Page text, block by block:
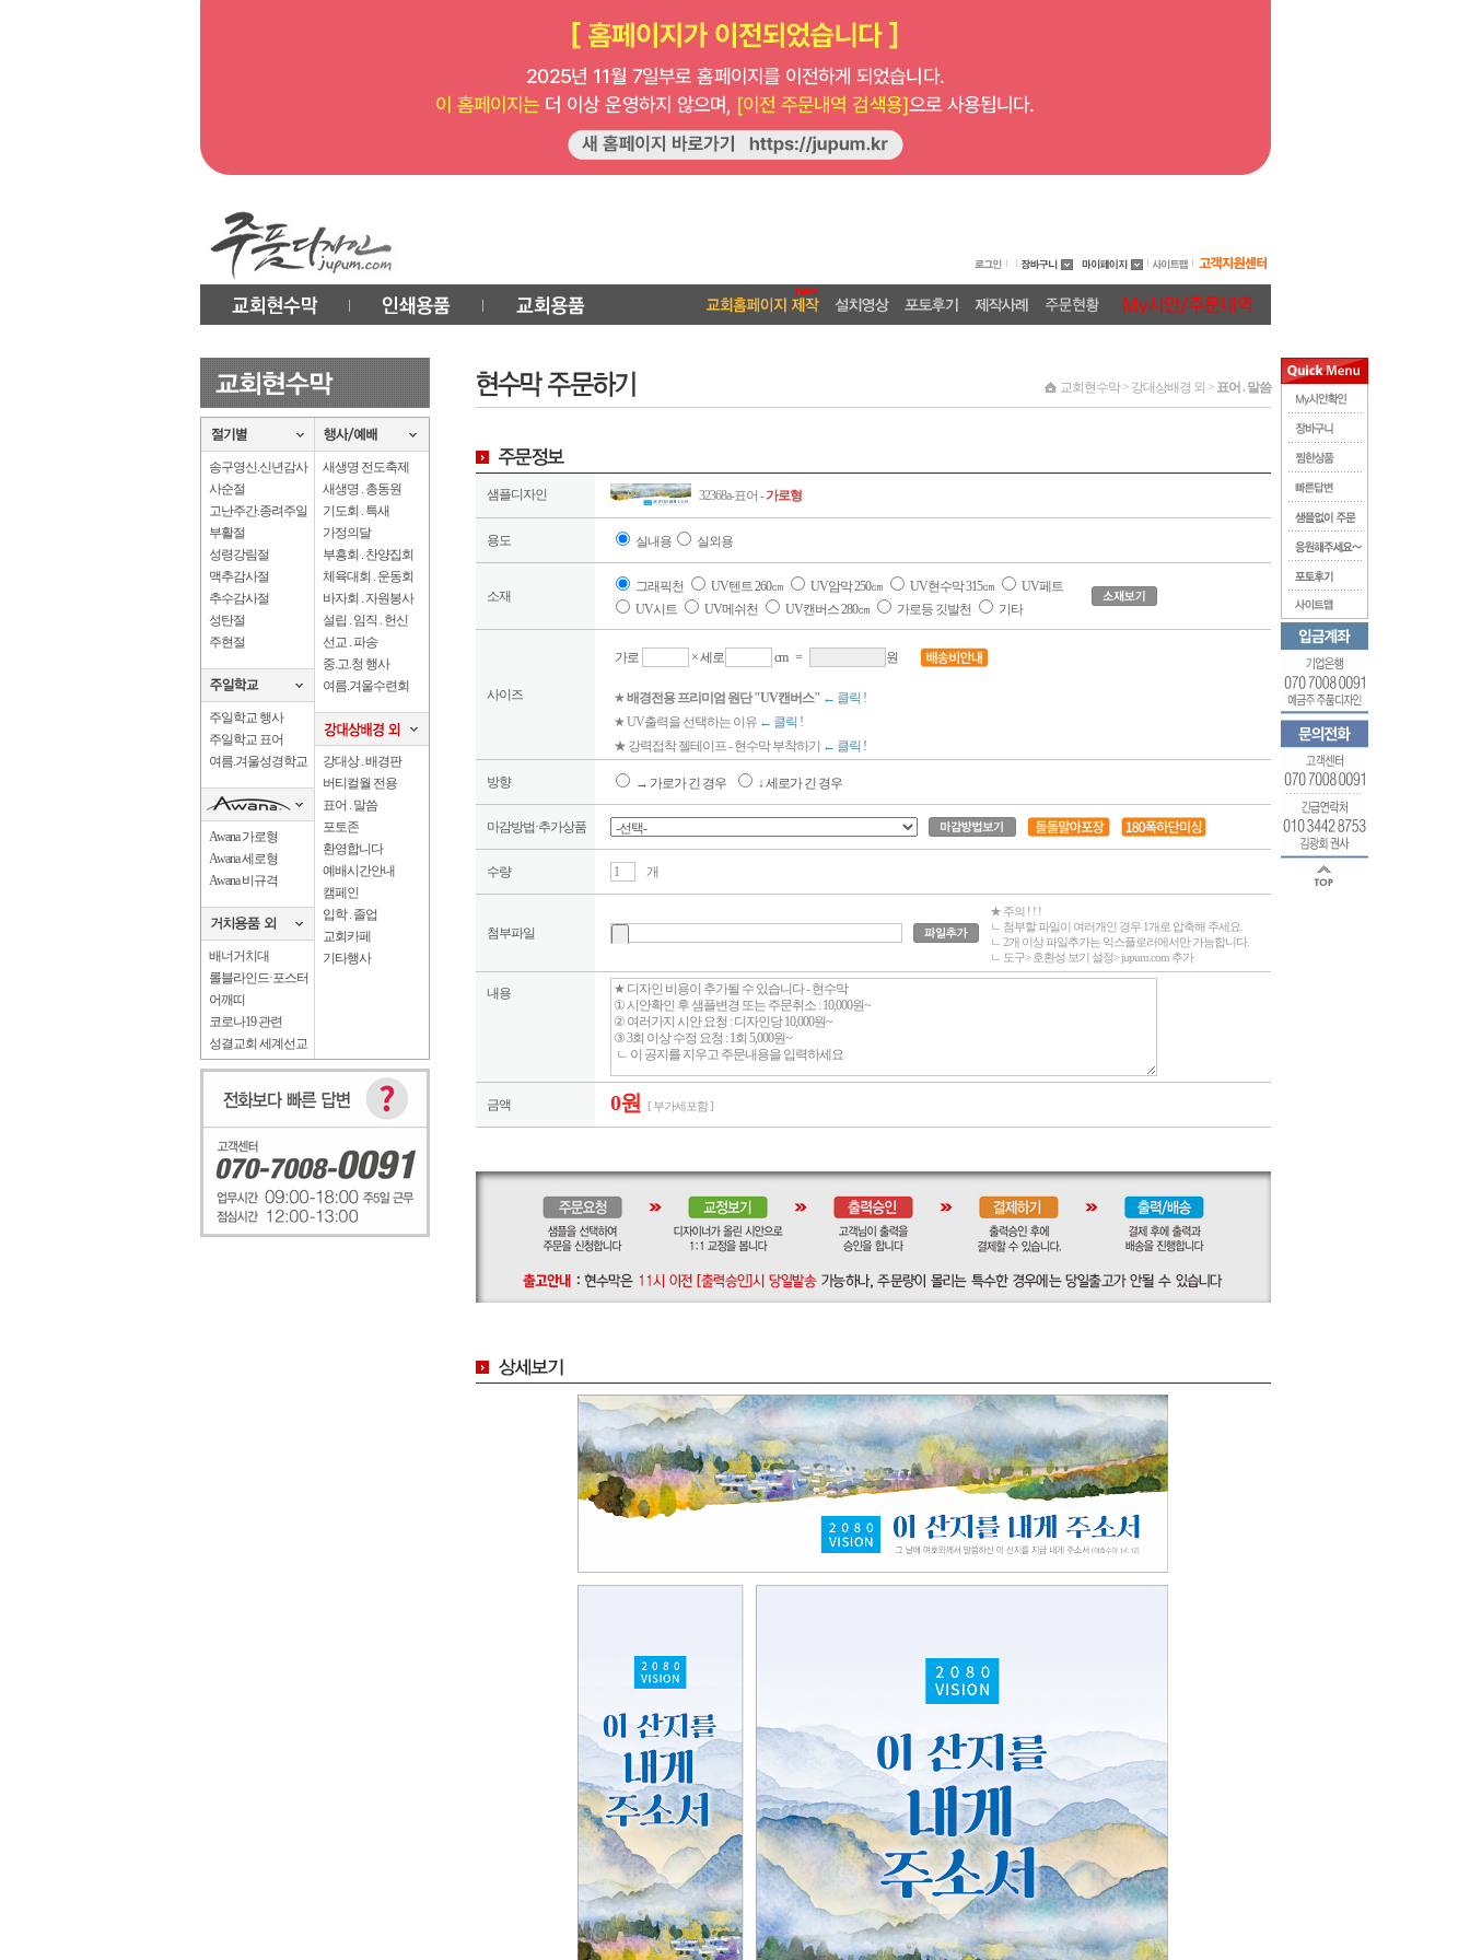
송구영신.신년감사
사순절
고난주간.종려주일
부활절
성령강림절
맥추감사절
추수감사절
성탄절
주현절
주일학교 행사
주일학교 표어
여름.겨울성경학교
Awana 가로형
Awana 세로형
Awana 비규격
배너거치대
롤블라인드·포스터
어깨띠
코로나19 관련
성결교회 세계선교
새생명 전도축제
새생명 . 총동원
기도회 . 특새
가정의달
부흥회 . 찬양집회
체육대회 . 운동회
바자회 . 자원봉사
설립 . 임직 . 헌신
선교 . 파송
중.고.청 행사
여름.겨울수련회
강대상 . 배경판
버티컬월 전용
표어 . 말씀
포토존
환영합니다
예배시간안내
캠페인
입학 . 졸업
교회카페
기타행사
교회현수막 > 강대상배경 외 > 표어 . 말씀
샘플디자인 32368a-표어 -가로형
용도 실내용 실외용
소재
그래픽천 UV텐트 260㎝ UV암막 250㎝ UV현수막 315㎝
UV페트
UV시트
UV메쉬천 UV캔버스 280㎝ 가로등 깃발천 기타
사이즈
가로 × 세로 cm = 원
★배경전용 프리미엄 원단 "UV캔버스" ← 클릭 !
★ UV출력을 선택하는 이유 ← 클릭 !
★ 강력접착 젤테이프 - 현수막 부착하기 ← 클릭 !
방향 → 가로가 긴 경우 ↓ 세로가 긴 경우
마감방법·추가상품
수량 개
첨부파일
★ 주의 ! ! !
ㄴ 첨부할 파일이 여러개인 경우 1개로 압축해 주세요.
ㄴ 2개 이상 파일추가는 익스플로러에서만 가능합니다.
ㄴ 도구> 호환성 보기 설정> jupum.com 추가
내용
금액 0원 [ 부가세포함 ]